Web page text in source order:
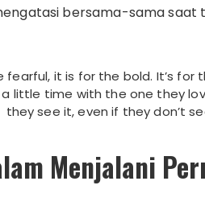
bersama-sama saat
fearful, it is for the bold. It’s
little time with the one they
they see it, even if they don’t
Menjalani